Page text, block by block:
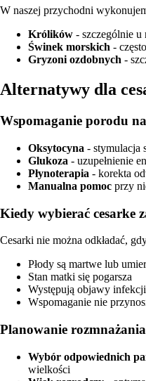
W naszej przychodni
Królików - szczególnie u
Świnek morskich -
Gryzoni ozdobnych -
Alternatywy dla
Wspomaganie porodu
Oksytocyna - stymulacja
Glukoza - uzupełnienie
Płynoterapia - korekta
Manualna pomoc przy
Kiedy wybierać cesarke
Cesarki nie można odkładać,
Płody są martwe lub
Stan matki się pogarsza
Występują objawy infekcji
Wspomaganie nie
Planowanie rozmnażania
Wybór odpowiednich
wielkości